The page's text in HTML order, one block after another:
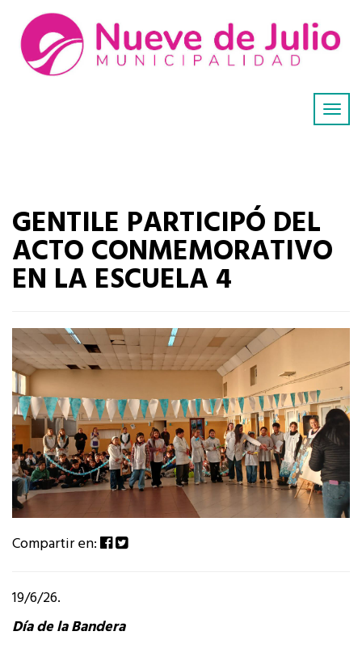
GENTILE PARTICIPÓ DEL
ACTO CONMEMORATIVO
EN LA ESCUELA 4
Compartir en:
19/6/26.
Día de la Bandera